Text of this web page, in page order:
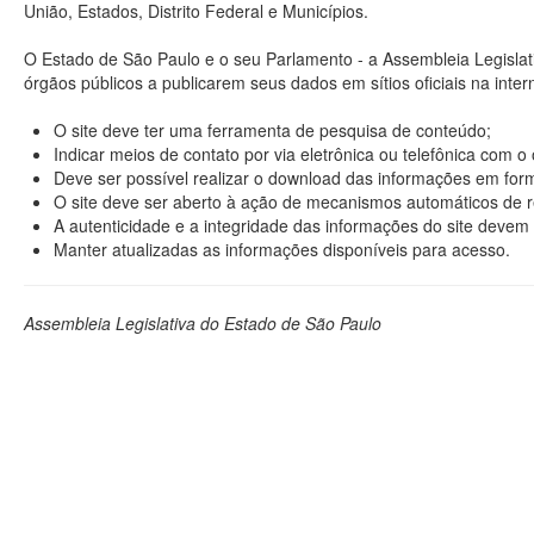
União, Estados, Distrito Federal e Municípios.
O Estado de São Paulo e o seu Parlamento - a Assembleia
órgãos públicos a publicarem seus dados em sítios oficiais na
O site deve ter uma ferramenta de pesquisa de conteúdo;
Indicar meios de contato por via eletrônica ou telefônica com
Deve ser possível realizar o download das informações em
O site deve ser aberto à ação de mecanismos automáticos
A autenticidade e a integridade das informações do site
Manter atualizadas as informações disponíveis para acesso.
Assembleia Legislativa do Estado de São Paulo